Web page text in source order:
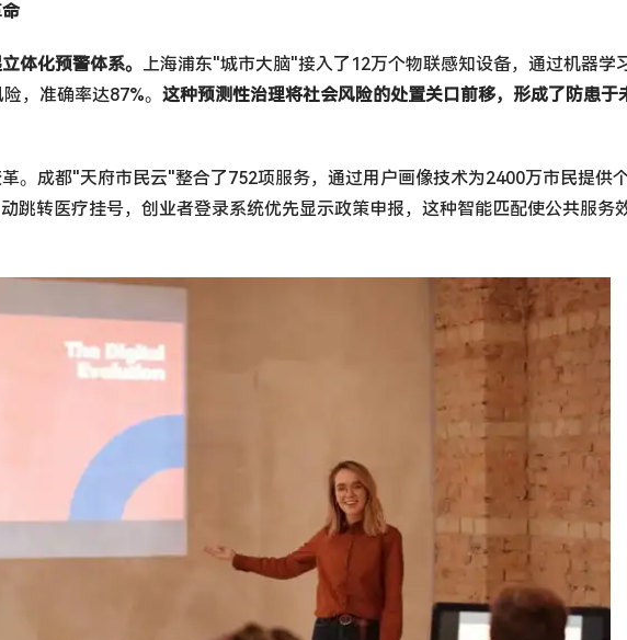
体化预警体系。 上海浦东"城市大脑"接入了12万个物联感知设备，通过机器学
，准确率达87%。 这种预测性治理将社会风险的处置关口前移，形成了防患于
。成都"天府市民云"整合了752项服务，通过用户画像技术为2400万市民提供
跳转医疗挂号，创业者登录系统优先显示政策申报，这种智能匹配使公共服务